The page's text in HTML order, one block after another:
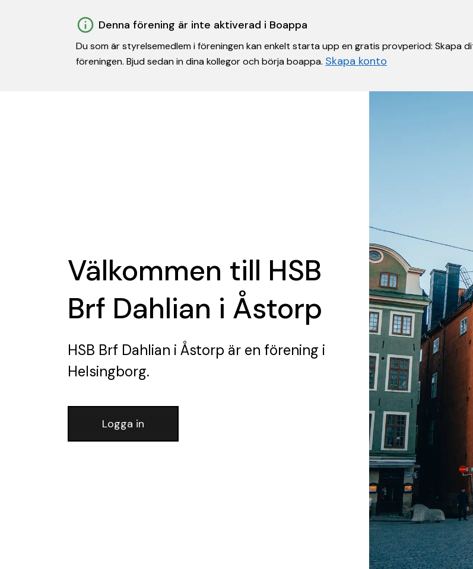
Denna förening är inte aktiverad i Boappa
Du som är styrelsemedlem i föreningen kan enkelt starta upp en gratis provperiod: Skapa
föreningen. Bjud sedan in dina kollegor och börja boappa. Skapa konto
Välkommen till HSB
Brf Dahlian i Åstorp
HSB Brf Dahlian i Åstorp är en förening i
Helsingborg.
Logga in